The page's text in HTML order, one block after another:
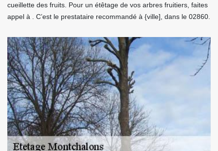
cueillette des fruits. Pour un étêtage de vos arbres fruitiers, faites
appel à . C’est le prestataire recommandé à {ville], dans le 02860.